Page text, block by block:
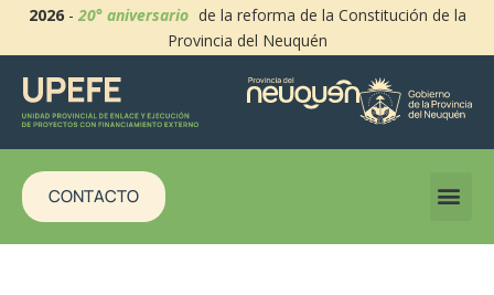
2026-20° aniversario de la reforma de la Constitución de la
Provincia del Neuquén
CONTACTO